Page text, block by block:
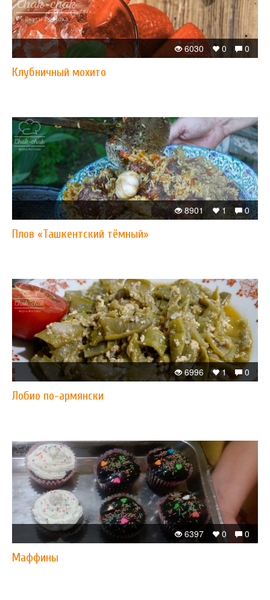
0
0
6030
Клубничный мохито
0
1
8901
Плов «Ташкентский тёмный»
0
1
6996
Лобио по-армянски
0
0
6397
Маффины